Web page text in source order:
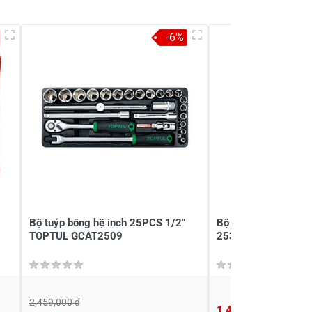
Bộ tuýp bông hệ inch 25PCS 1/2"
TOPTUL GCAT2509
2,459,000 đ
-6%
Bộ tuýp có 39 chi
2539MR-AM